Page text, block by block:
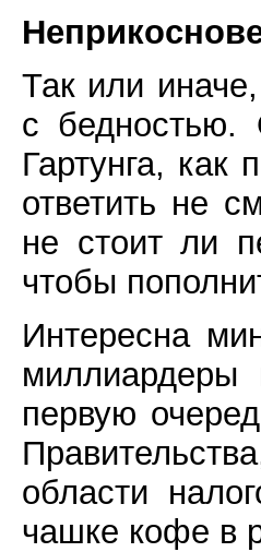
Так или
с бедностью.
Гартунга,
ответить не
не стоит ли
чтобы
Интересна
миллиардеры
первую
области
чашке кофе в